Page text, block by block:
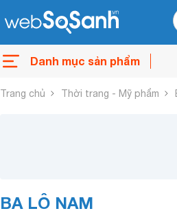
Danh mục sản phẩm
Trang chủ Thời trang - Mỹ phẩm
BA LÔ NAM